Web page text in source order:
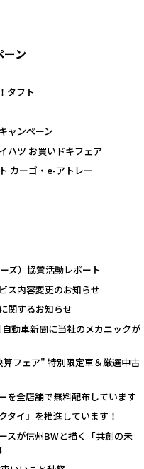
ン
タフト
ャンペーン
ハツ お買いドキフェア
カーゴ・e-アトレー
ズ）協賛活動レポート
ス内容変更のお知らせ
関するお知らせ
動車新聞に当社のメカニックが
算フェア" 特別限定車＆厳選中古
を全店舗で無料配布しています
タイ』を推進しています！
スが信州BWと描く「共創の未